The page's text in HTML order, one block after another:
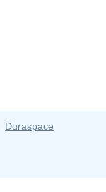
Duraspace